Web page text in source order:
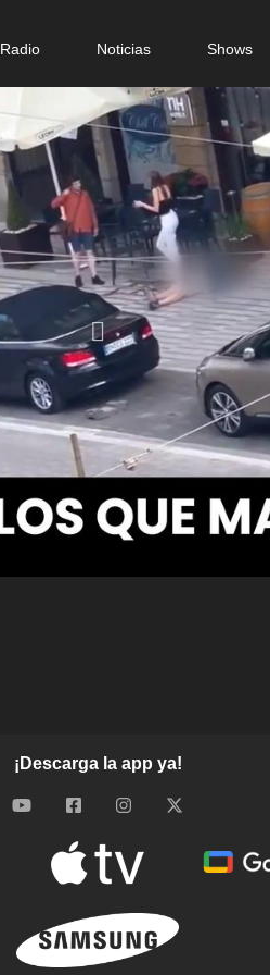
Radio Noticias Shows
¡Descarga la app ya!